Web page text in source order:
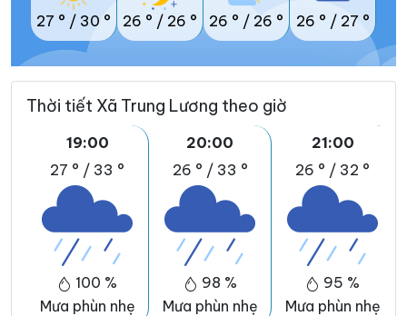
27 ° / 30 ° 26 ° / 26 ° 26 ° / 26 ° 26 ° / 27 °
Thời tiết Xã Trung Lương theo giờ
19:00
27 ° / 33 °
100 %
Mưa phùn nhẹ
20:00
26 ° / 33 °
98 %
Mưa phùn nhẹ
21:00
26 ° / 32 °
95 %
Mưa phùn nhẹ